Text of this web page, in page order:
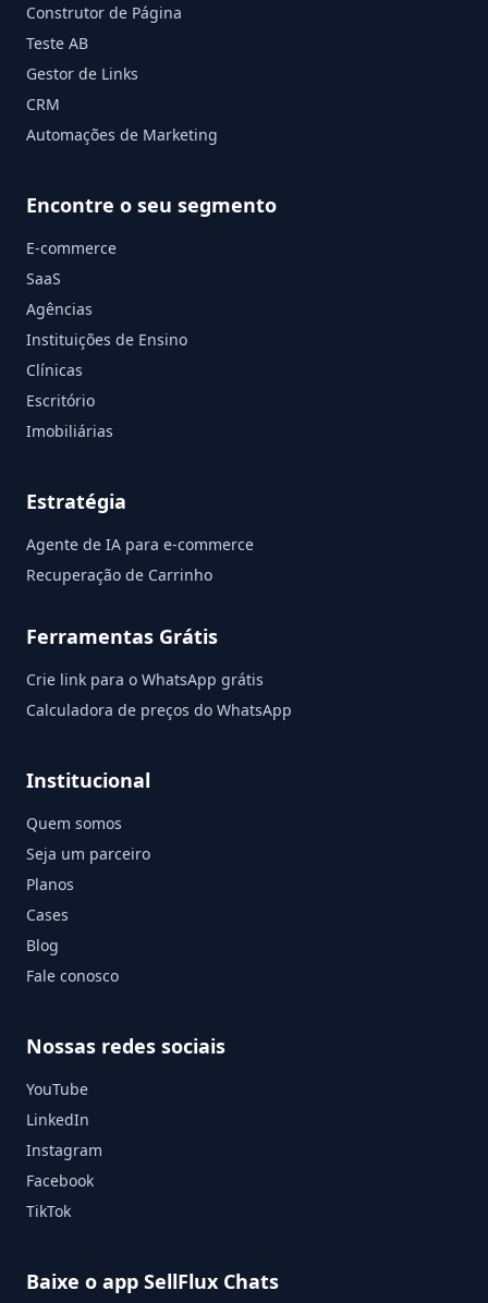
Construtor de Página
Teste AB
Gestor de Links
CRM
Automações de Marketing
Encontre o seu segmento
E-commerce
SaaS
Agências
Instituições de Ensino
Clínicas
Escritório
Imobiliárias
Estratégia
Agente de IA para e-commerce
Recuperação de Carrinho
Ferramentas Grátis
Crie link para o WhatsApp grátis
Calculadora de preços do WhatsApp
Institucional
Quem somos
Seja um parceiro
Planos
Cases
Blog
Fale conosco
Nossas redes sociais
YouTube
LinkedIn
Instagram
Facebook
TikTok
Baixe o app SellFlux Chats